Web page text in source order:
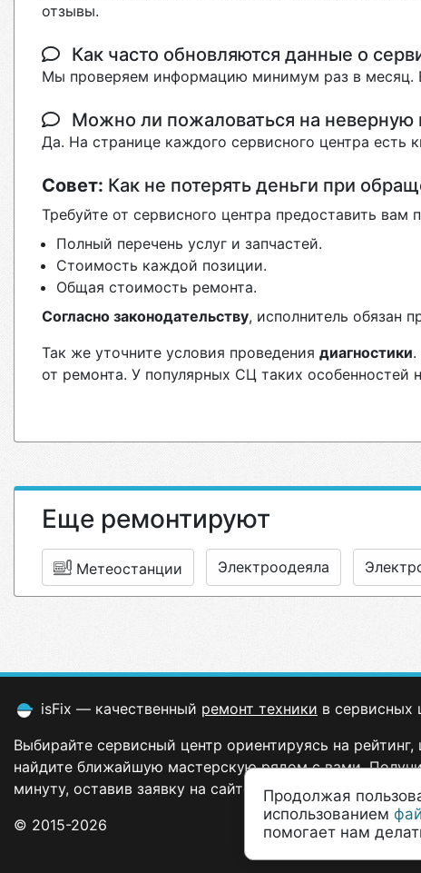
отзывы.
Как часто обновляются данные о
Мы проверяем информацию минимум раз в
Можно ли пожаловаться на
Да. На странице каждого сервисного центра
Совет: Как не потерять деньги при
Требуйте от сервисного центра предоставить
Полный перечень услуг и запчастей.
Стоимость каждой позиции.
Общая стоимость ремонта.
Согласно законодательству, исполнитель обязан
Так же уточните условия проведения диагностики.
от ремонта. У популярных СЦ таких особенностей
Еще ремонтируют
Метеостанции Электроодеяла
isFix — качественный ремонт техники в сервисных
Выбирайте сервисный центр ориентируясь на
найдите ближайшую мастерскую рядом с вами.
минуту, оставив заявку на сайте.
© 2015-2026
Продолжая
использованием
помогает нам